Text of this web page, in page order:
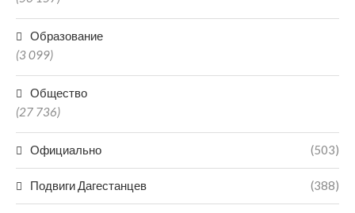
Образование
(3 099)
Общество
(27 736)
Официально (503)
Подвиги Дагестанцев (388)